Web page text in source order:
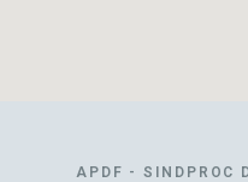
APDF - SINDPROC